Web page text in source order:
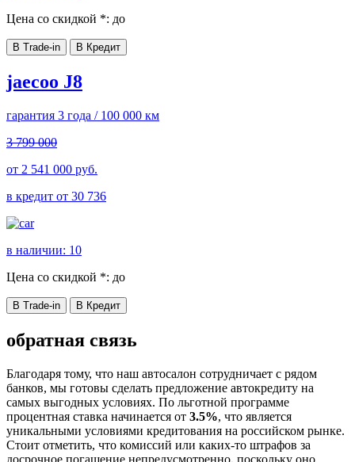
Цена со скидкой *: до
В Trade-in В Кредит
jaecoo J8
гарантия 3 года / 100 000 км
3 799 000
от 2 541 000 руб.
в кредит от 30 736
в наличии: 10
Цена со скидкой *: до
В Trade-in В Кредит
обратная связь
Благодаря тому, что наш автосалон сотрудничает с рядом
банков, мы готовы сделать предложение автокредиту на
самых выгодных условиях. По льготной программе
процентная ставка начинается от 3.5%, что является
уникальными условиями кредитования на российском рынке.
Стоит отметить, что комиссий или каких-то штрафов за
досрочное погашение непредусмотренно, поскольку оно